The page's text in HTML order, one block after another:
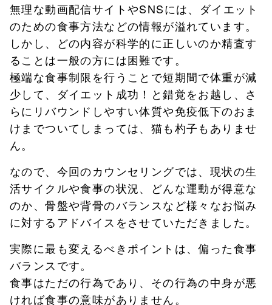
無理な動画配信サイトやSNSには、ダイエット
のための食事方法などの情報が溢れています。
しかし、どの内容が科学的に正しいのか精査す
ることは一般の方には困難です。
極端な食事制限を行うことで短期間で体重が減
少して、ダイエット成功！と錯覚をお越し、さ
らにリバウンドしやすい体質や免疫低下のおま
けまでついてしまっては、猫も杓子もありませ
ん。
なので、今回のカウンセリングでは、現状の生
活サイクルや食事の状況、どんな運動が得意な
のか、骨盤や背骨のバランスなど様々なお悩み
に対するアドバイスをさせていただきました。
実際に最も変えるべきポイントは、偏った食事
バランスです。
食事はただの行為であり、その行為の中身が悪
ければ食事の意味がありません。